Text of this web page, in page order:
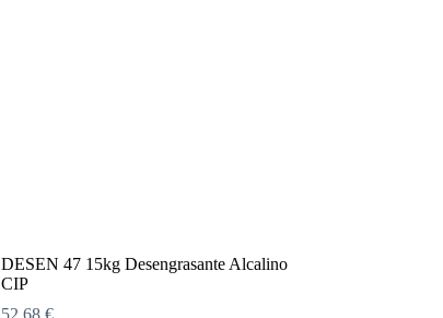
DESEN 47 15kg Desengrasante Alcalino
CIP